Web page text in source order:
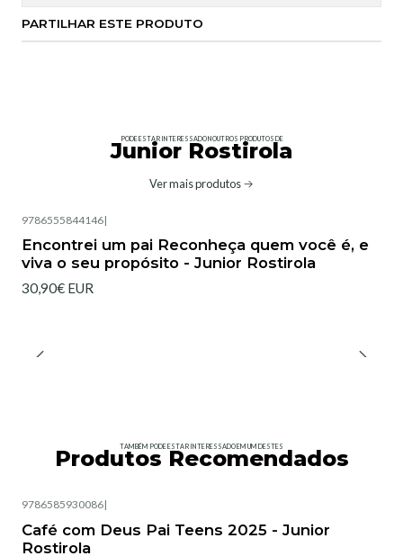
PARTILHAR ESTE PRODUTO
PODE ESTAR INTERESSADO NOUTROS PRODUTOS DE
Junior Rostirola
Ver mais produtos
9786555844146|
Encontrei um pai Reconheça quem você é, e
viva o seu propósito - Junior Rostirola
30,90€ EUR
TAMBÉM PODE ESTAR INTERESSADO EM UM DESTES
Produtos Recomendados
9786585930086|
Café com Deus Pai Teens 2025 - Junior
Rostirola